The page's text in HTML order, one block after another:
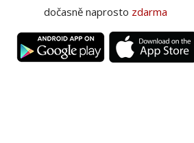
dočasně naprosto zdarma